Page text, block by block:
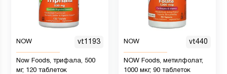
NOW vt1193
Now Foods, трифала, 500
мг, 120 таблеток
NOW vt440
NOW Foods, метилфолат,
1000 мкг, 90 таблеток